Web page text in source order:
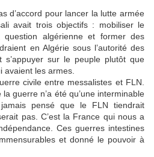
d’accord pour lancer la lutte armée
avait trois objectifs : mobiliser le
question algérienne et former des
en Algérie sous l’autorité des
s’appuyer sur le peuple plutôt que
avaient les armes.
civile entre messalistes et FLN.
guerre n’a été qu’une interminable
pensé que le FLN tiendrait
pas. C’est la France qui nous a
Ces guerres intestines
et donné le pouvoir à